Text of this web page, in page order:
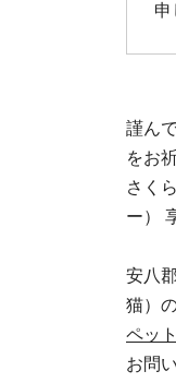
申
謹ん
をお
さく
ー）
安八
猫）
ペッ
お問